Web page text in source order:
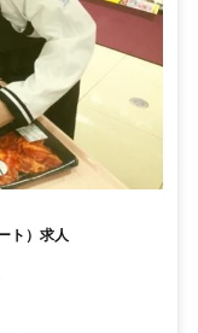
ト）求人